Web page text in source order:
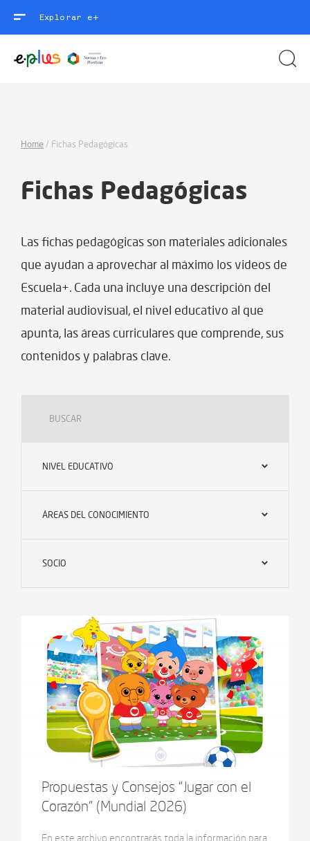
Explorar e+
Home / Fichas Pedagógicas
Fichas Pedagógicas
Las fichas pedagógicas son materiales adicionales
que ayudan a aprovechar al máximo los videos de
Escuela+. Cada una incluye una descripción del
material audiovisual, el nivel educativo al que
apunta, las áreas curriculares que comprende, sus
contenidos y palabras clave.
NIVEL EDUCATIVO
ÁREAS DEL CONOCIMIENTO
SOCIO
Propuestas y Consejos “Jugar con el
Corazón” (Mundial 2026)
En este archivo encontrarás toda la información para